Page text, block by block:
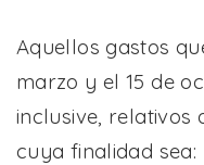
Aquellos gastos
marzo y el 15 de
inclusive, relativos
cuya finalidad sea: